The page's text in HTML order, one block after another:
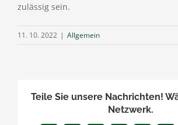
zulässig sein.
11. 10. 2022 | Allgemein
Teile Sie unsere Nachrichten!
Netzwerk.